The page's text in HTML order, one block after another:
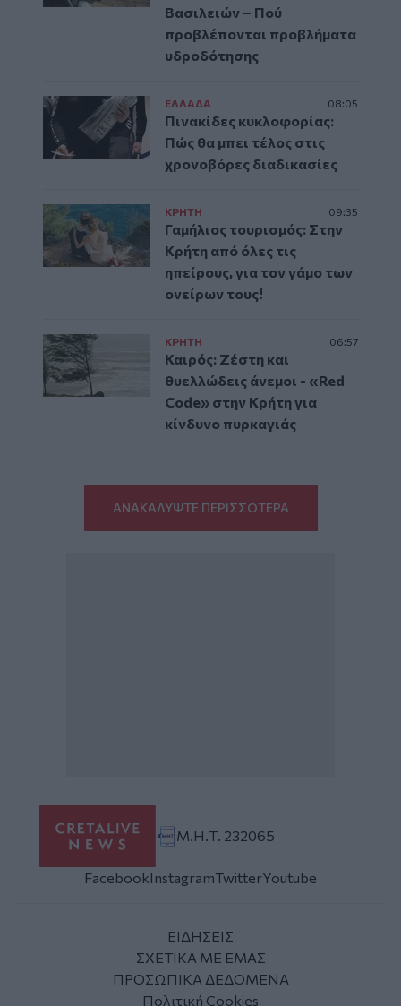
Βασιλειών – Πού
προβλέπονται προβλήματα
υδροδότησης
ΕΛΛAΔΑ 08:05
Πινακίδες κυκλοφορίας:
Πώς θα μπει τέλος στις
χρονοβόρες διαδικασίες
ΚΡΗΤΗ 09:35
Γαμήλιος τουρισμός: Στην
Κρήτη από όλες τις
ηπείρους, για τον γάμο των
ονείρων τους!
ΚΡΗΤΗ 06:57
Καιρός: Ζέστη και
θυελλώδεις άνεμοι - «Red
Code» στην Κρήτη για
κίνδυνο πυρκαγιάς
ΑΝΑΚΑΛΥΨΤΕ ΠΕΡΙΣΣΟΤΕΡΑ
Μ.Η.Τ. 232065
FacebookInstagramTwitterYoutube
ΕΙΔΗΣΕΙΣ
ΣΧΕΤΙΚΑ ΜΕ ΕΜΑΣ
ΠΡΟΣΩΠΙΚΑ ΔΕΔΟΜΕΝΑ
Πολιτική Cookies